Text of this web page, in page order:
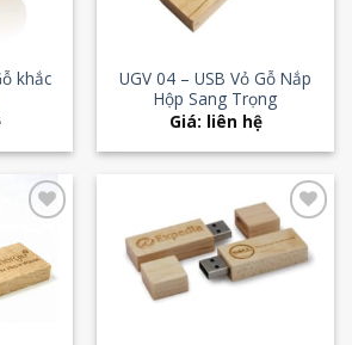
khắc
UGV 04 – USB Vỏ Gỗ Nắp
Hộp Sang Trọng
Giá: liên hệ
Wishlist
Add to
Wishlist